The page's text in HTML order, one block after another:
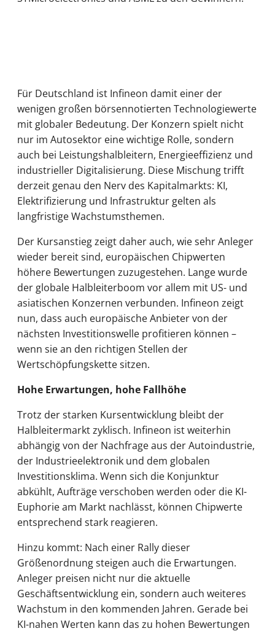
Für Deutschland ist Infineon damit einer der
wenigen großen börsennotierten Technologiewerte
mit globaler Bedeutung. Der Konzern spielt nicht
nur im Autosektor eine wichtige Rolle, sondern
auch bei Leistungshalbleitern, Energieeffizienz und
industrieller Digitalisierung. Diese Mischung trifft
derzeit genau den Nerv des Kapitalmarkts: KI,
Elektrifizierung und Infrastruktur gelten als
langfristige Wachstumsthemen.
Der Kursanstieg zeigt daher auch, wie sehr Anleger
wieder bereit sind, europäischen Chipwerten
höhere Bewertungen zuzugestehen. Lange wurde
der globale Halbleiterboom vor allem mit US- und
asiatischen Konzernen verbunden. Infineon zeigt
nun, dass auch europäische Anbieter von der
nächsten Investitionswelle profitieren können –
wenn sie an den richtigen Stellen der
Wertschöpfungskette sitzen.
Hohe Erwartungen, hohe Fallhöhe
Trotz der starken Kursentwicklung bleibt der
Halbleitermarkt zyklisch. Infineon ist weiterhin
abhängig von der Nachfrage aus der Autoindustrie,
der Industrieelektronik und dem globalen
Investitionsklima. Wenn sich die Konjunktur
abkühlt, Aufträge verschoben werden oder die KI-
Euphorie am Markt nachlässt, können Chipwerte
entsprechend stark reagieren.
Hinzu kommt: Nach einer Rally dieser
Größenordnung steigen auch die Erwartungen.
Anleger preisen nicht nur die aktuelle
Geschäftsentwicklung ein, sondern auch weiteres
Wachstum in den kommenden Jahren. Gerade bei
KI-nahen Werten kann das zu hohen Bewertungen